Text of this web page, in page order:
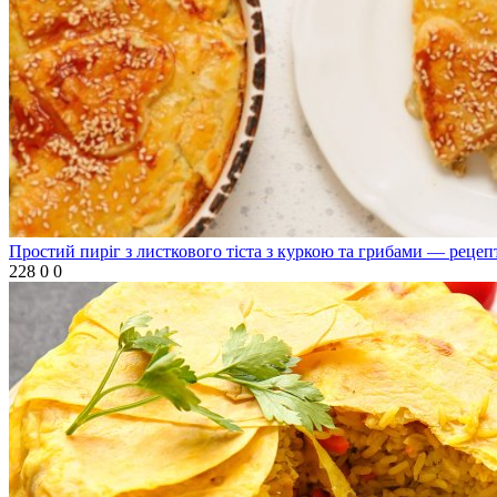
Простий пиріг з листкового тіста з куркою та грибами —
228 0 0